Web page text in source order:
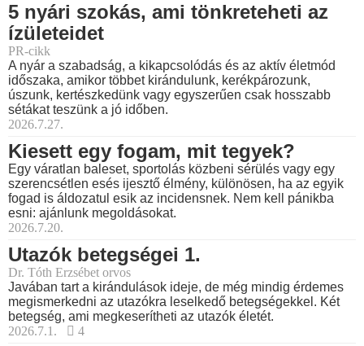
5 nyári szokás, ami tönkreteheti az
ízületeidet
PR-cikk
A nyár a szabadság, a kikapcsolódás és az aktív életmód
időszaka, amikor többet kirándulunk, kerékpározunk,
úszunk, kertészkedünk vagy egyszerűen csak hosszabb
sétákat teszünk a jó időben.
2026.7.27.
Kiesett egy fogam, mit tegyek?
Egy váratlan baleset, sportolás közbeni sérülés vagy egy
szerencsétlen esés ijesztő élmény, különösen, ha az egyik
fogad is áldozatul esik az incidensnek. Nem kell pánikba
esni: ajánlunk megoldásokat.
2026.7.20.
Utazók betegségei 1.
Dr. Tóth Erzsébet orvos
Javában tart a kirándulások ideje, de még mindig érdemes
megismerkedni az utazókra leselkedő betegségekkel. Két
betegség, ami megkeserítheti az utazók életét.
2026.7.1.
4